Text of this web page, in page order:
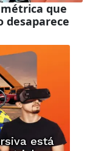
que
desaparece
está